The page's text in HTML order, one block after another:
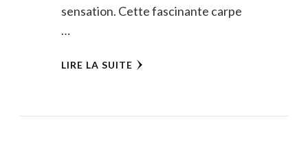
sensation. Cette fascinante carpe
…
LIRE LA SUITE